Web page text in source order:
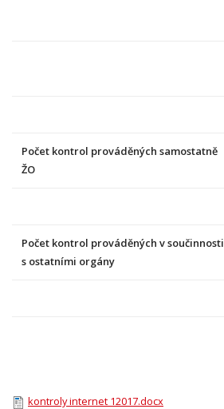
Počet kontrol prováděných samostatně
ŽO
Počet kontrol prováděných v součinnosti
s ostatními orgány
kontroly internet 12017.docx